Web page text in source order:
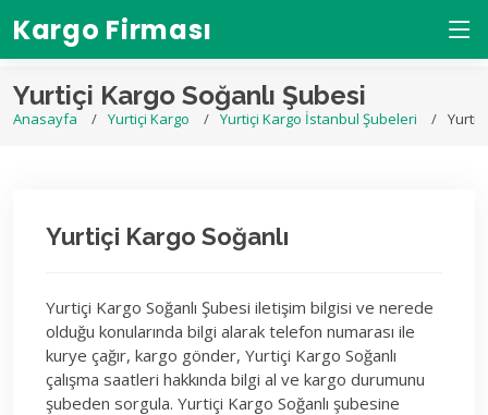
Kargo Firması
Yurtiçi Kargo Soğanlı Şubesi
Anasayfa Yurtiçi Kargo Yurtiçi Kargo İstanbul Şubeleri
Yurtiçi Kargo Soğanlı
Yurtiçi Kargo Soğanlı Şubesi iletişim bilgisi ve nerede
olduğu konularında bilgi alarak telefon numarası ile
kurye çağır, kargo gönder, Yurtiçi Kargo Soğanlı
çalışma saatleri hakkında bilgi al ve kargo durumunu
şubeden sorgula. Yurtiçi Kargo Soğanlı şubesine